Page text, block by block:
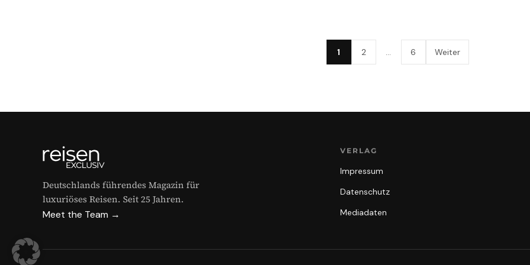
1 2 6 Weiter
Deutschlands führendes Magazin für
luxuriöses Reisen. Seit 25 Jahren.
Meet the Team →
VERLAG
Impressum
Datenschutz
Mediadaten